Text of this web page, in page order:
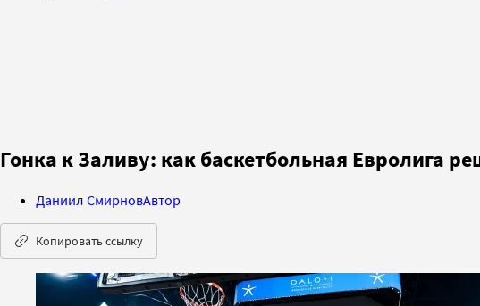
Гонка к Заливу: как баскетбольная Евролига
Даниил СмирновАвтор
Копировать ссылку